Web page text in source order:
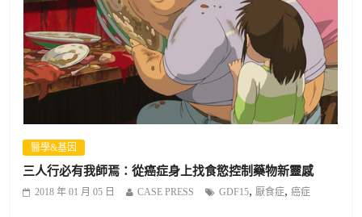
醫學&基因
三人行必有我師焉：從癌症身上找食慾控制藥物新靈感
2018 年 01 月 05 日 CASE PRESS GDF15, 厭食症,癌症